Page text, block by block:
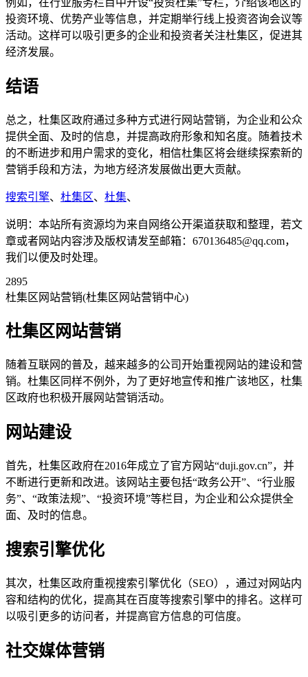
投资环境、优势产业等信息，并定期举行线上投资咨询会议等
活动。这样可以吸引更多的企业和投资者关注杜集区，促进其
经济发展。
结语
总之，杜集区政府通过多种方式进行网站营销，为企业和公众
提供全面、及时的信息，并提高政府形象和知名度。随着技术
的不断进步和用户需求的变化，相信杜集区将会继续探索新的
营销手段和方法，为地方经济发展做出更大贡献。
搜索引擎、 杜集区、 杜集、
说明：本站所有资源均为来自网络公开渠道获取和整理，若文
章或者网站内容涉及版权请发至邮箱：670136485@qq.com，
我们以便及时处理。
2895
杜集区网站营销(杜集区网站营销中心)
杜集区网站营销
随着互联网的普及，越来越多的公司开始重视网站的建设和营
销。杜集区同样不例外，为了更好地宣传和推广该地区，杜集
区政府也积极开展网站营销活动。
网站建设
首先，杜集区政府在2016年成立了官方网站“duji.gov.cn”，并
不断进行更新和改进。该网站主要包括“政务公开”、“行业服
务”、“政策法规”、“投资环境”等栏目，为企业和公众提供全
面、及时的信息。
搜索引擎优化
其次，杜集区政府重视搜索引擎优化（SEO），通过对网站内
容和结构的优化，提高其在百度等搜索引擎中的排名。这样可
以吸引更多的访问者，并提高官方信息的可信度。
社交媒体营销